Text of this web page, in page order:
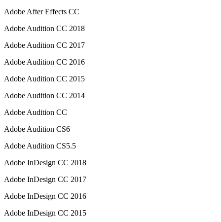
Adob​​e After Effects CC
Adob​​e Audition CC 2018
Adob​​e Audition CC 2017
Adob​​e Audition CC 2016
Adob​​e Audition CC 2015
Adob​​e Audition CC 2014
Adob​​e Audition CC
Adob​​e Audition CS6
Adob​​e Audition CS5.5
Adob​​e InDesign CC 2018
Adob​​e InDesign CC 2017
Adob​​e InDesign CC 2016
Adob​​e InDesign CC 2015